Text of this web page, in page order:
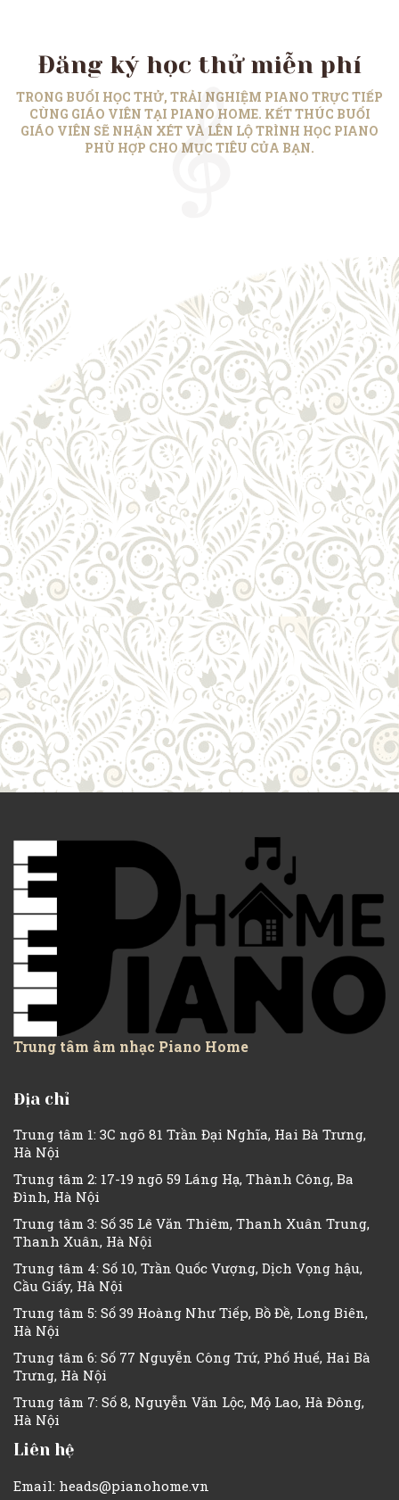
Đăng ký học thử miễn phí
TRONG BUỔI HỌC THỬ, TRẢI NGHIỆM PIANO TRỰC TIẾP
CÙNG GIÁO VIÊN TẠI PIANO HOME. KẾT THÚC BUỔI
GIÁO VIÊN SẼ NHẬN XÉT VÀ LÊN LỘ TRÌNH HỌC PIANO
PHÙ HỢP CHO MỤC TIÊU CỦA BẠN.
Trung tâm âm nhạc Piano Home
Địa chỉ
Trung tâm 1: 3C ngõ 81 Trần Đại Nghĩa, Hai Bà Trưng,
Hà Nội
Trung tâm 2: 17-19 ngõ 59 Láng Hạ, Thành Công, Ba
Đình, Hà Nội
Trung tâm 3: Số 35 Lê Văn Thiêm, Thanh Xuân Trung,
Thanh Xuân, Hà Nội
Trung tâm 4: Số 10, Trần Quốc Vượng, Dịch Vọng hậu,
Cầu Giấy, Hà Nội
Trung tâm 5: Số 39 Hoàng Như Tiếp, Bồ Đề, Long Biên,
Hà Nội
Trung tâm 6: Số 77 Nguyễn Công Trứ, Phố Huế, Hai Bà
Trưng, Hà Nội
Trung tâm 7: Số 8, Nguyễn Văn Lộc, Mộ Lao, Hà Đông,
Hà Nội
Liên hệ
Email: heads@pianohome.vn